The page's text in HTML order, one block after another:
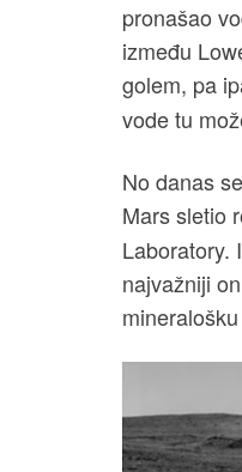
pronašao
između
golem, pa
vode tu
No danas
Mars sletio
Laboratory.
najvažniji